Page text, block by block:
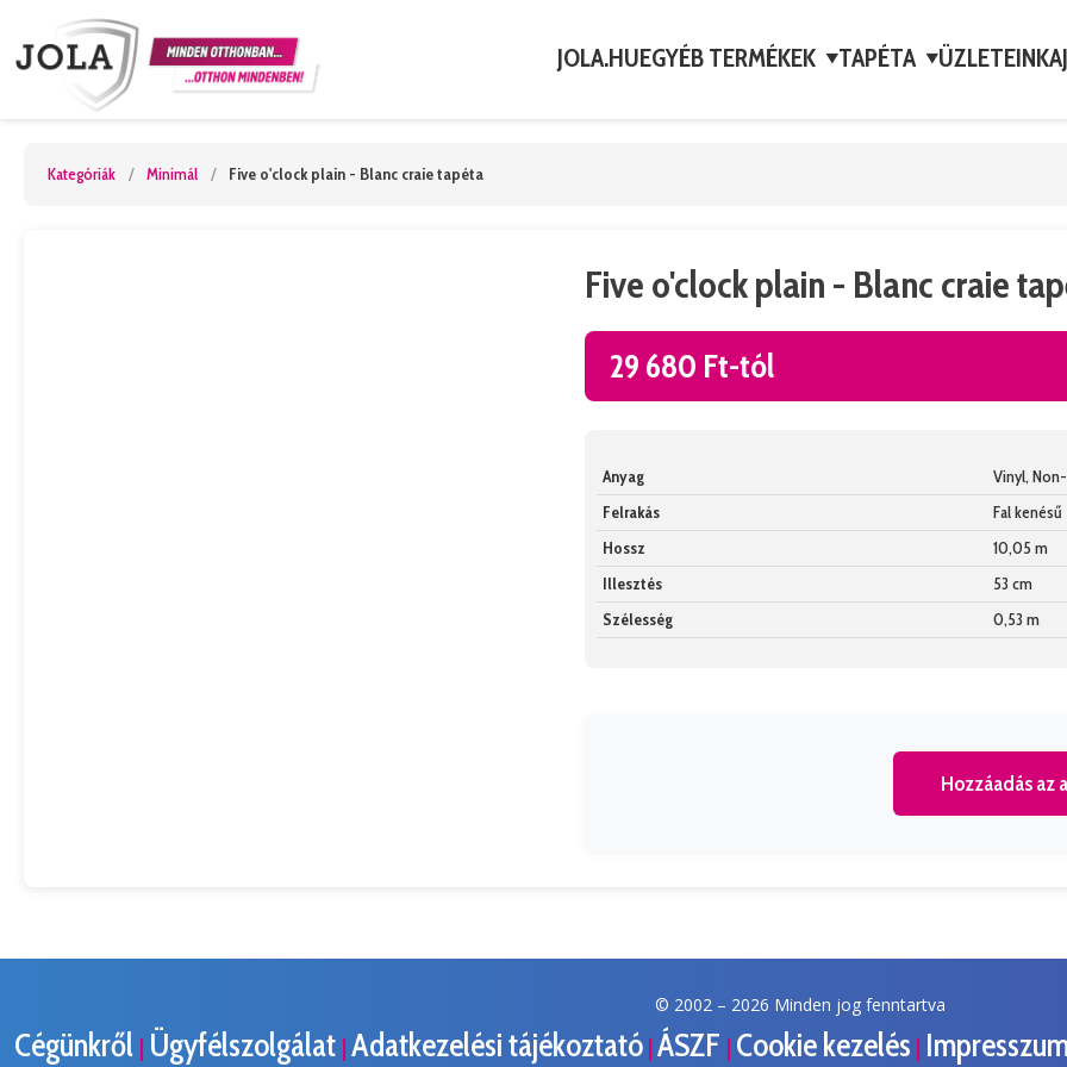
JOLA.HUEGYÉB TERMÉKEK ▼TAPÉTA ▼ÜZLETEINK
Kategóriák / Minimál / Five o'clock plain - Blanc craie tapéta
Five o'clock plain - Blanc craie
29 680 Ft-tól
Anyag
Vinyl,
Felrakás
Fal kenésű
Hossz
10,05 m
Illesztés
53 cm
Szélesség
0,53 m
Hozzáadás az
© 2002 – 2026 Minden jog fenntartva
Cégünkről | Ügyfélszolgálat | Adatkezelési tájékoztató | ÁSZF | Cookie kezelés |